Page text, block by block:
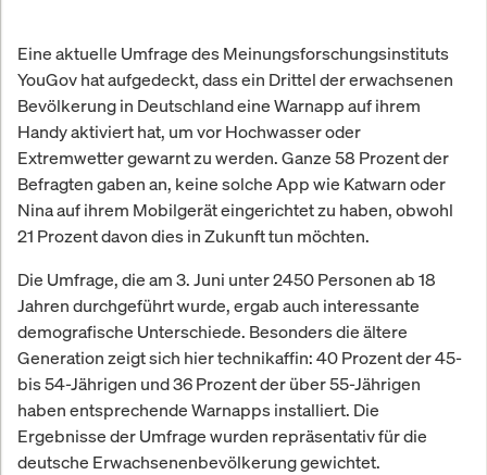
Eine aktuelle Umfrage des Meinungsforschungsinstituts
YouGov hat aufgedeckt, dass ein Drittel der erwachsenen
Bevölkerung in Deutschland eine Warnapp auf ihrem
Handy aktiviert hat, um vor Hochwasser oder
Extremwetter gewarnt zu werden. Ganze 58 Prozent der
Befragten gaben an, keine solche App wie Katwarn oder
Nina auf ihrem Mobilgerät eingerichtet zu haben, obwohl
21 Prozent davon dies in Zukunft tun möchten.
Die Umfrage, die am 3. Juni unter 2450 Personen ab 18
Jahren durchgeführt wurde, ergab auch interessante
demografische Unterschiede. Besonders die ältere
Generation zeigt sich hier technikaffin: 40 Prozent der 45-
bis 54-Jährigen und 36 Prozent der über 55-Jährigen
haben entsprechende Warnapps installiert. Die
Ergebnisse der Umfrage wurden repräsentativ für die
deutsche Erwachsenenbevölkerung gewichtet.